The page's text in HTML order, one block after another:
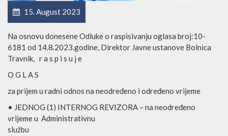
15. August 2023
Na osnovu donesene Odluke o raspisivanju oglasa broj:10-
6181 od 14.8.2023.godine, Direktor Javne ustanove Bolnica
Travnik, r a s p i s u j e
O G L A S
za prijem u radni odnos na neodređeno i određeno vrijeme
• JEDNOG (1) INTERNOG REVIZORA – na neodređeno
vrijeme u Administrativnu
službu